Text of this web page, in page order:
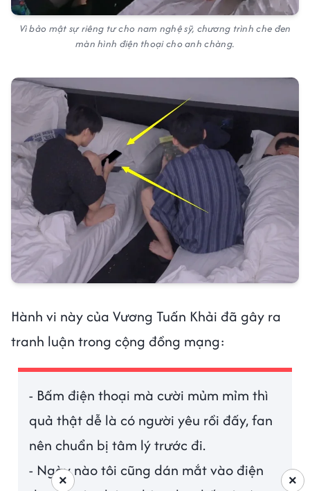
Vì bảo mật sự riêng tư cho nam nghệ sỹ, chương trình che đen
màn hình điện thoại cho anh chàng.
Hành vi này của Vương Tuấn Khải đã gây ra
tranh luận trong cộng đồng mạng:
- Bấm điện thoại mà cười mủm mỉm thì
quả thật dễ là có người yêu rồi đấy, fan
nên chuẩn bị tâm lý trước đi.
- Ngày nào tôi cũng dán mắt vào điện
×
×